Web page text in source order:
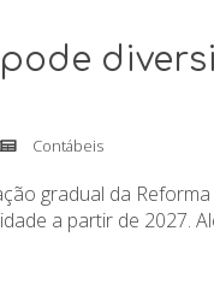
Contábeis
gradual da
a partir de 2027.